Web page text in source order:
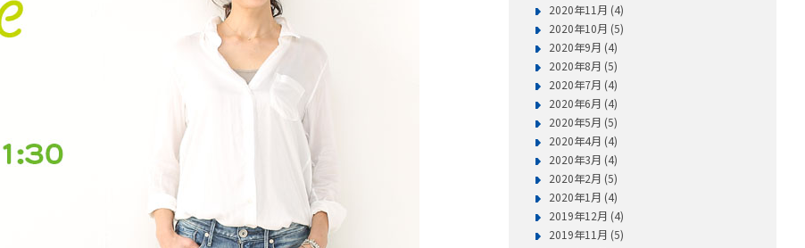
2020年11月 (4)
2020年10月 (5)
2020年9月 (4)
2020年8月 (5)
2020年7月 (4)
2020年6月 (4)
2020年5月 (5)
2020年4月 (4)
2020年3月 (4)
2020年2月 (5)
2020年1月 (4)
2019年12月 (4)
2019年11月 (5)